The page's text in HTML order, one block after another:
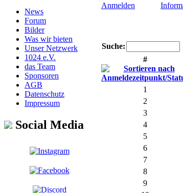
News
Forum
Bilder
Was wir bieten
Unser Netzwerk
1024 e.V.
das Team
Sponsoren
AGB
Datenschutz
Impressum
Social Media
Anmelden
Suche:
#
1
2
3
4
5
6
7
8
9